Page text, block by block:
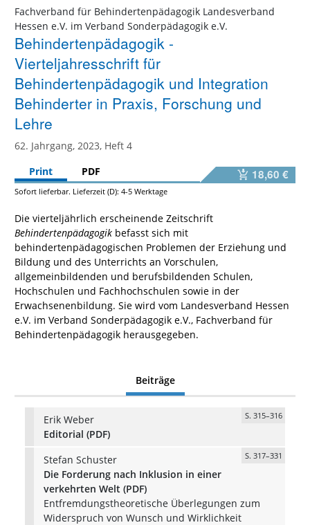
Fachverband für Behindertenpädagogik Landesverband
Hessen e.V. im Verband Sonderpädagogik e.V.
Behindertenpädagogik -
Vierteljahresschrift für
Behindertenpädagogik und Integration
Behinderter in Praxis, Forschung und
Lehre
62. Jahrgang, 2023, Heft 4
Print
PDF 18,60 €
Sofort lieferbar. Lieferzeit (D): 4-5 Werktage
Die vierteljährlich erscheinende Zeitschrift
Behindertenpädagogik befasst sich mit
behindertenpädagogischen Problemen der Erziehung und
Bildung und des Unterrichts an Vorschulen,
allgemeinbildenden und berufsbildenden Schulen,
Hochschulen und Fachhochschulen sowie in der
Erwachsenenbildung. Sie wird vom Landesverband Hessen
e.V. im Verband Sonderpädagogik e.V., Fachverband für
Behindertenpädagogik herausgegeben.
Beiträge
Erik Weber S. 315–316
Editorial (PDF)
Stefan Schuster
S. 317–331
Die Forderung nach Inklusion in einer
verkehrten Welt (PDF)
Entfremdungstheoretische Überlegungen zum
Widerspruch von Wunsch und Wirklichkeit